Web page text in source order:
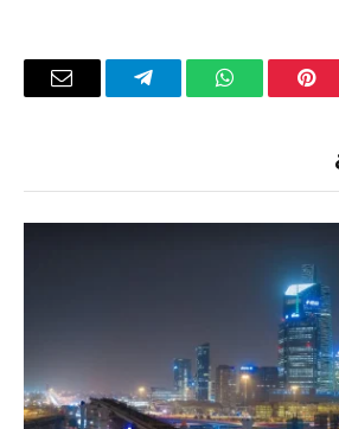
بينتيريستواتساب تيلقرام
البريد